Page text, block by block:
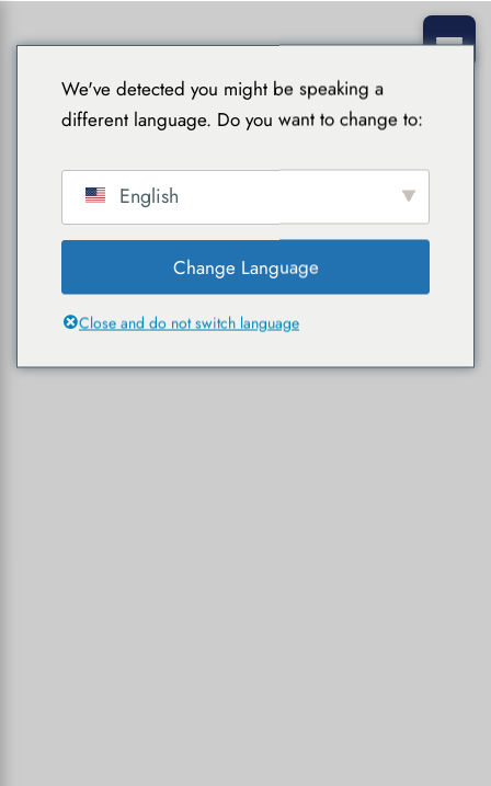
We've detected you might be speaking a
different language. Do you want to change to:
English
Change Language
Close and do not switch language